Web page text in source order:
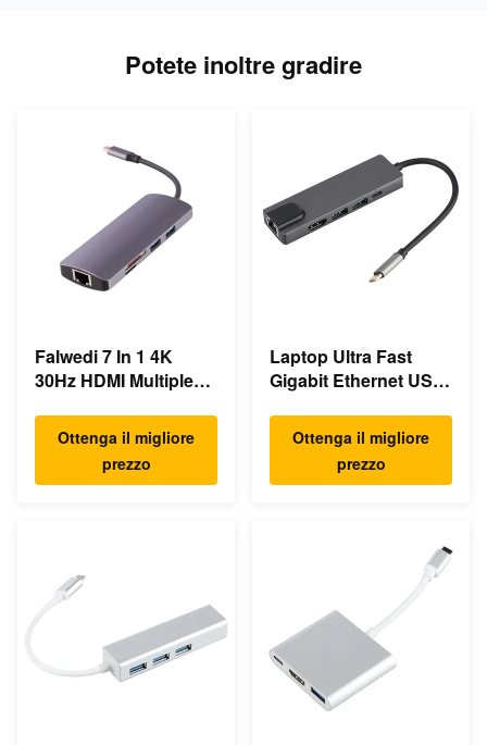
Potete inoltre gradire
Falwedi 7 In 1 4K
30Hz HDMI Multiple
Ottenga il migliore
prezzo
Laptop Ultra Fast
Gigabit Ethernet USB
Ottenga il migliore
prezzo